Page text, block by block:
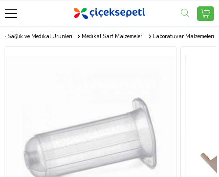
Sağlık ve Medikal Ürünleri Medikal Sarf Malzemeleri Laboratuvar Malzemeleri